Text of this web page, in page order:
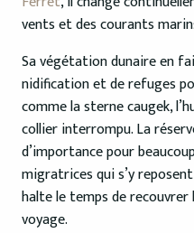
vents et des courants
Sa végétation dunaire en
nidification et de refuges
comme la sterne caugek,
collier interrompu. La
d’importance pour
migratrices qui s’y
halte le temps de
voyage.